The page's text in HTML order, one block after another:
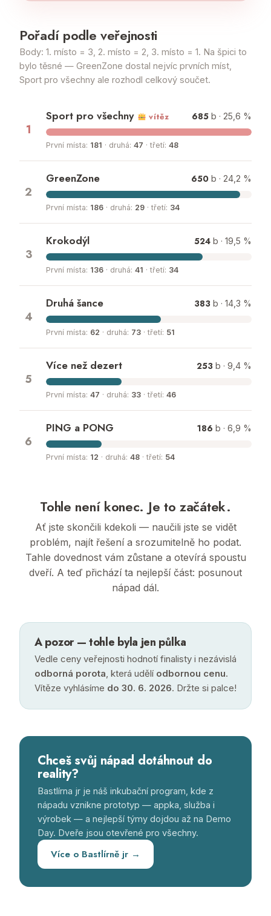
Pořadí podle veřejnosti
Body: 1. místo = 3, 2. místo = 2, 3. místo = 1. Na špici to
bylo těsné — GreenZone dostal nejvíc prvních míst,
Sport pro všechny ale rozhodl celkový součet.
1
Sport pro všechny vítěz 685 b · 25,6 %
První místa: 181 · druhá: 47 · třetí: 48
2
GreenZone 650 b · 24,2 %
První místa: 186 · druhá: 29 · třetí: 34
3
Krokodýl 524 b · 19,5 %
První místa: 136 · druhá: 41 · třetí: 34
4
Druhá šance 383 b · 14,3 %
První místa: 62 · druhá: 73 · třetí: 51
5
Více než dezert 253 b · 9,4 %
První místa: 47 · druhá: 33 · třetí: 46
6
PING a PONG 186 b · 6,9 %
První místa: 12 · druhá: 48 · třetí: 54
Tohle není konec. Je to začátek.
Ať jste skončili kdekoli — naučili jste se vidět
problém, najít řešení a srozumitelně ho podat.
Tahle dovednost vám zůstane a otevírá spoustu
dveří. A teď přichází ta nejlepší část: posunout
nápad dál.
A pozor — tohle byla jen půlka
Vedle ceny veřejnosti hodnotí finalisty i nezávislá
odborná porota, která udělí odbornou cenu.
Vítěze vyhlásíme do 30. 6. 2026. Držte si palce!
Chceš svůj nápad dotáhnout do
reality?
Bastlírna jr je náš inkubační program, kde z
nápadu vznikne prototyp — appka, služba i
výrobek — a nejlepší týmy dojdou až na Demo
Day. Dveře jsou otevřené pro všechny.
Více o Bastlírně jr →